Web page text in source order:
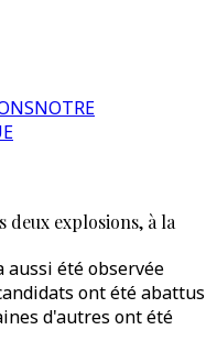
NOTRE
deux explosions, à la
aussi été observée
ont été abattus
d'autres ont été